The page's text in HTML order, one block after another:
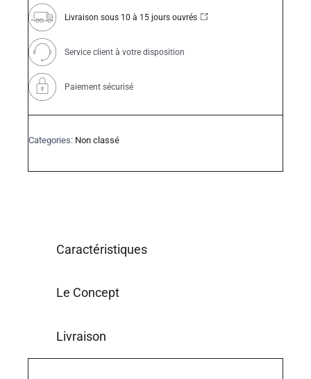
Livraison sous 10 à 15 jours ouvrés
Service client à votre disposition
Paiement sécurisé
Categories: Non classé
Caractéristiques
Le Concept
Livraison